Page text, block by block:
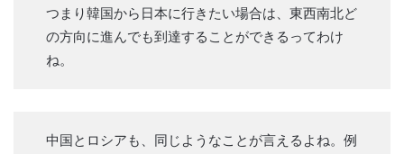
つまり韓国から日本に行きたい場合は、東西南北ど
の方向に進んでも到達することができるってわけ
ね。
中国とロシアも、同じようなことが言えるよね。例